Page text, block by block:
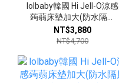
lolbaby韓國 Hi Jell-O涼感
蒟蒻床墊加大(防水隔尿
款)｜森林小熊
NT$3,880
NT$4,700